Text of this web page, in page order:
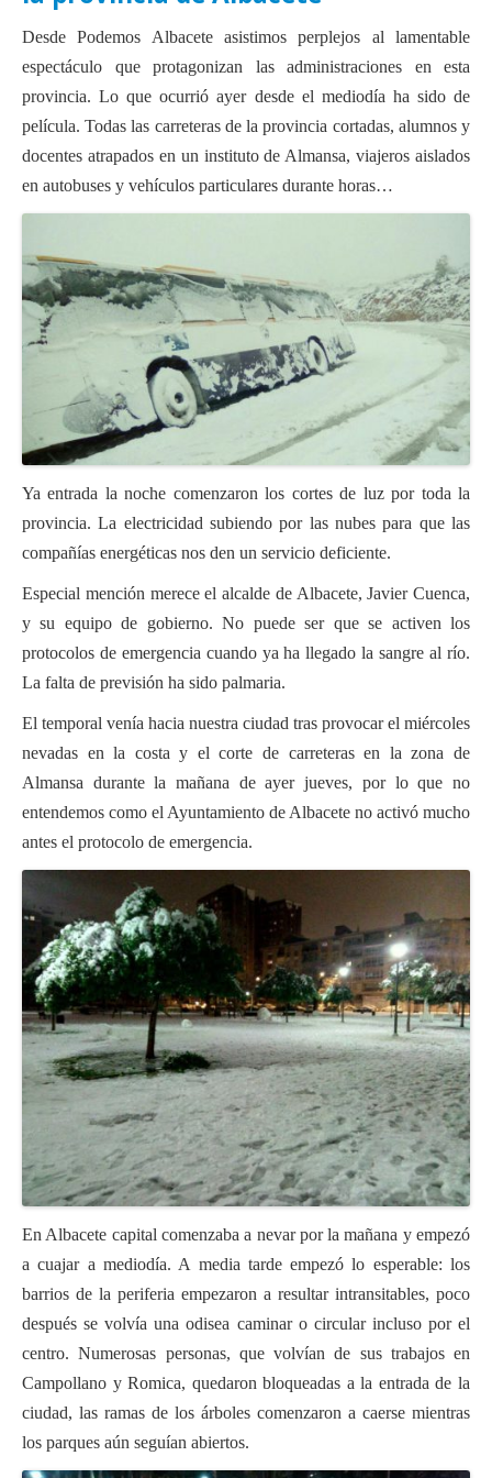
Actas Asamblea Ciudadana
Financiación
Participa con Podemos en Albacete
Desde Podemos Albacete asistimos perplejos al lamentable
espectáculo que protagonizan las administraciones en esta
provincia. Lo que ocurrió ayer desde el mediodía ha sido de
película. Todas las carreteras de la provincia cortadas, alumnos y
docentes atrapados en un instituto de Almansa, viajeros aislados
en autobuses y vehículos particulares durante horas…
Ya entrada la noche comenzaron los cortes de luz por toda la
provincia. La electricidad subiendo por las nubes para que las
compañías energéticas nos den un servicio deficiente.
Especial mención merece el alcalde de Albacete, Javier Cuenca,
y su equipo de gobierno. No puede ser que se activen los
protocolos de emergencia cuando ya ha llegado la sangre al río.
La falta de previsión ha sido palmaria.
El temporal venía hacia nuestra ciudad tras provocar el miércoles
nevadas en la costa y el corte de carreteras en la zona de
Almansa durante la mañana de ayer jueves, por lo que no
entendemos como el Ayuntamiento de Albacete no activó mucho
antes el protocolo de emergencia.
En Albacete capital comenzaba a nevar por la mañana y empezó
a cuajar a mediodía. A media tarde empezó lo esperable: los
barrios de la periferia empezaron a resultar intransitables, poco
después se volvía una odisea caminar o circular incluso por el
centro. Numerosas personas, que volvían de sus trabajos en
Campollano y Romica, quedaron bloqueadas a la entrada de la
ciudad, las ramas de los árboles comenzaron a caerse mientras
los parques aún seguían abiertos.